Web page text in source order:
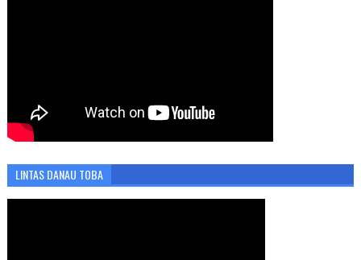
LINTAS DANAU TOBA